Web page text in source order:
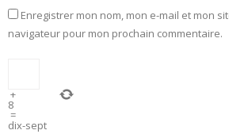
Enregistrer mon nom, mon e-mail et mon
navigateur pour mon prochain commentaire.
+
8
=
dix-sept